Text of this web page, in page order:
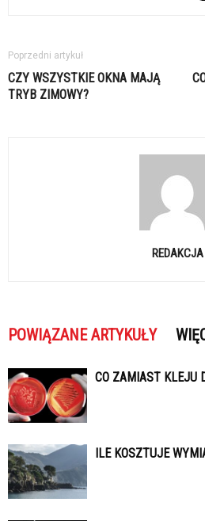
Poprzedni artykuł
CZY WSZYSTKIE OKNA MAJĄ
TRYB ZIMOWY?
REDAKCJA
POWIĄZANE ARTYKUŁY
CO ZAMIAST KLEJU
ILE KOSZTUJE